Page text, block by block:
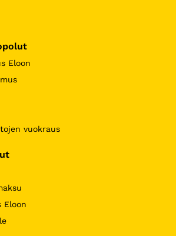
Eloon
vuokraus
Eloon